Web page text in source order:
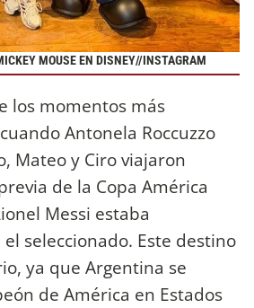
MOUSE EN DISNEY//INSTAGRAM
los momentos más
Antonela Roccuzzo
Mateo y Ciro viajaron
de la Copa América
Messi estaba
seleccionado. Este destino
ya que Argentina se
de América en Estados